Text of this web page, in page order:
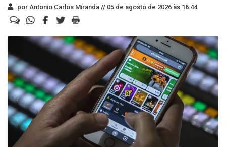
por Antonio Carlos Miranda // 05 de agosto de 2026 às 16:44